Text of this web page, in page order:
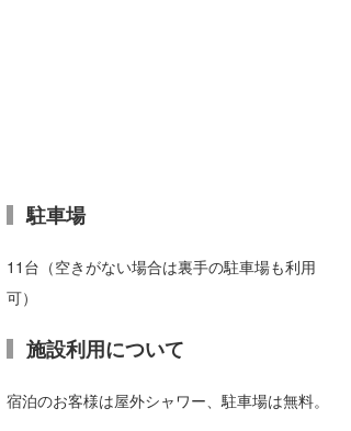
駐車場
11台（空きがない場合は裏手の駐車場も利用
可）
施設利用について
宿泊のお客様は屋外シャワー、駐車場は無料。